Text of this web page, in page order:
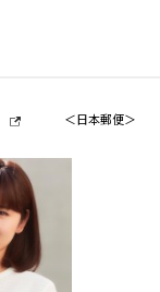
＜日本郵便＞